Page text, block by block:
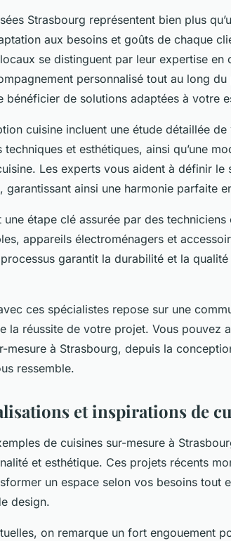
Strasbourg représentent bien plus
aux besoins et goûts de chaque
se distinguent par leur expertise en
personnalisé tout au long
bénéficier de solutions adaptées à votre
cuisine incluent une étude détaillée
et esthétiques, ainsi qu’une
Les experts vous aident à définir le
garantissant ainsi une harmonie parfaite
une étape clé assurée par des
appareils électroménagers et
garantit la durabilité et la
ces spécialistes repose sur une
la réussite de votre projet. Vous pouvez
mesure à Strasbourg, depuis la
ressemble.
et inspirations de
de cuisines sur-mesure à
et esthétique. Ces projets récents
un espace selon vos besoins tout
design.
on remarque un fort engouement